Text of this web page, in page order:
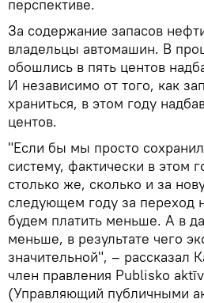
перспективе.
За содержание запасов
владельцы автомашин. В
обошлись в пять центов
И независимо от того, как
храниться, в этом году
центов.
"Если бы мы просто
систему, фактически в этом
столько же, сколько и за
следующем году за переход
будем платить меньше. А в
меньше, в результате чего
значительной", – рассказал
член правления Publisko
(Управляющий публичными